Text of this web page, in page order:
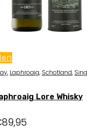
, Laphroaig, Schotland,
Lore Whisky
89,95